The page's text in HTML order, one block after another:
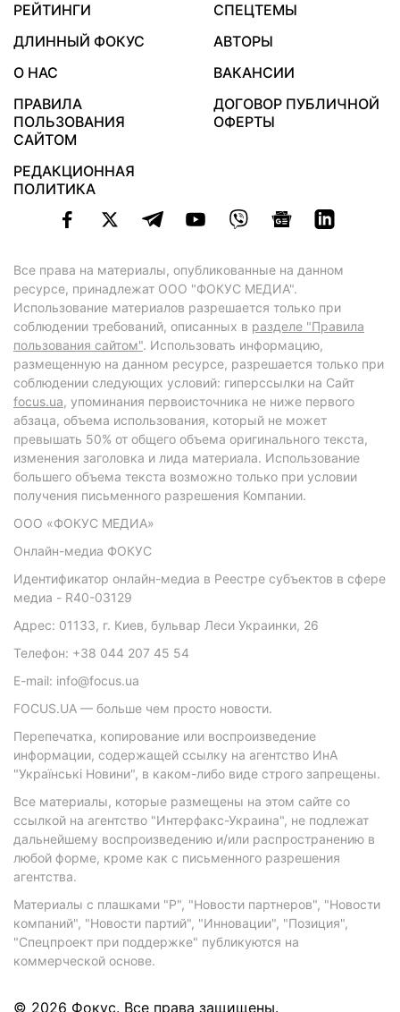
РЕЙТИНГИ
СПЕЦТЕМЫ
ДЛИННЫЙ ФОКУС
АВТОРЫ
О НАС
ВАКАНСИИ
ПРАВИЛА
ПОЛЬЗОВАНИЯ
САЙТОМ
ДОГОВОР ПУБЛИЧНОЙ
ОФЕРТЫ
РЕДАКЦИОННАЯ
ПОЛИТИКА
Все права на материалы, опубликованные на данном
ресурсе, принадлежат ООО "ФОКУС МЕДИА".
Использование материалов разрешается только при
соблюдении требований, описанных в разделе "Правила
пользования сайтом". Использовать информацию,
размещенную на данном ресурсе, разрешается только при
соблюдении следующих условий: гиперссылки на Сайт
focus.ua, упоминания первоисточника не ниже первого
абзаца, объема использования, который не может
превышать 50% от общего объема оригинального текста,
изменения заголовка и лида материала. Использование
большего объема текста возможно только при условии
получения письменного разрешения Компании.
ООО «ФОКУС МЕДИА»
Онлайн-медиа ФОКУС
Идентификатор онлайн-медиа в Реестре субъектов в сфере
медиа - R40-03129
Адрес: 01133, г. Киев, бульвар Леси Украинки, 26
Телефон: +38 044 207 45 54
E-mail: info@focus.ua
FOCUS.UA — больше чем просто новости.
Перепечатка, копирование или воспроизведение
информации, содержащей ссылку на агентство ИнА
"Українські Новини", в каком-либо виде строго запрещены.
Все материалы, которые размещены на этом сайте со
ссылкой на агентство "Интерфакс-Украина", не подлежат
дальнейшему воспроизведению и/или распространению в
любой форме, кроме как с письменного разрешения
агентства.
Материалы с плашками "Р", "Новости партнеров", "Новости
компаний", "Новости партий", "Инновации", "Позиция",
"Спецпроект при поддержке" публикуются на
коммерческой основе.
© 2026 Фокус. Все права защищены.